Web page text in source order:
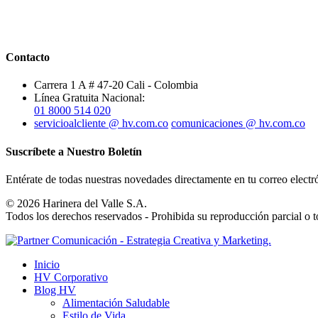
Contacto
Carrera 1 A # 47-20 Cali - Colombia
Línea Gratuita Nacional:
01 8000 514 020
servicioalcliente @ hv.com.co comunicaciones @ hv.com.co
Suscríbete a Nuestro Boletín
Entérate de todas nuestras novedades directamente en tu correo
© 2026 Harinera del Valle S.A.
Todos los derechos reservados - Prohibida su reproducción parcial o
Inicio
HV Corporativo
Blog HV
Alimentación Saludable
Estilo de Vida